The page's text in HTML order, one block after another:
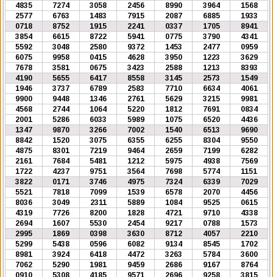
4835
7274 3058 2456 8990 3964
1568
2577
6763 1483 7915 2087 6885
1933
0718
8752 1915 2241 0337 1705
8941
3854
6615 8722 5941 0775 3790
4341
5592
3048 2580 9372 1453 2477
0959
6075
9958 0415 4628 3950 1223
3629
7678
3581 0675 3423 2588 1213
8393
4190
5655 6417 8558 3145 2573
1549
1946
3737 6789 2583 7710 6634
4061
9900
9448 1346 2761 5629 3215
9981
4568
2744 1064 5220 1812 7691
0834
2001
5286 6033 5989 1075 6520
4436
1347
9870 3266 7002 1540 6513
9690
8842
1520 3075 6355 6255 8304
9550
4875
8301 7219 9464 2659 7199
6282
2161
7684 5481 1212 5975 4938
7569
1722
4237 9751 3564 7698 5774
1151
3822
0171 3746 4975 7324 6339
7029
5521
7818 7099 1539 6578 2070
4456
8036
3049 2311 5889 1084 9525
0615
4319
7726 8200 1828 4721 9710
4338
2694
1607 5530 2454 9217 0788
1573
2995
1869 0398 3630 8712 4057
2210
5299
5438 0596 6082 9134 8545
1702
8981
3924 6418 4472 3263 5784
3600
7062
5290 1981 9459 2686 9167
8764
0910
5308 4185 9571 2696 9258 3815